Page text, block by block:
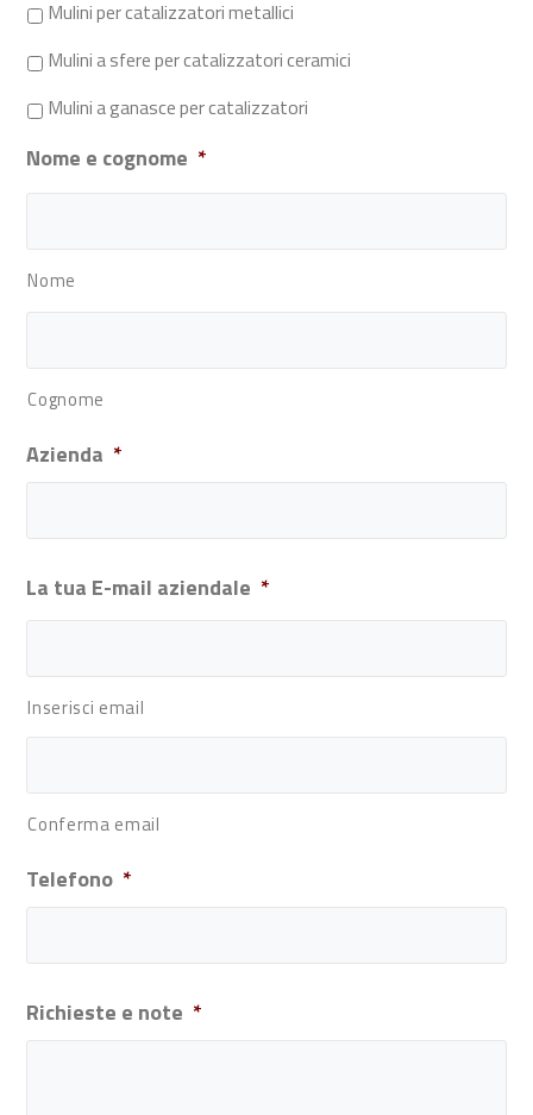
Mulini per catalizzatori metallici
Mulini a sfere per catalizzatori ceramici
Mulini a ganasce per catalizzatori
Nome e cognome *
Nome
Cognome
Azienda *
La tua E-mail aziendale *
Inserisci email
Conferma email
Telefono *
Richieste e note *